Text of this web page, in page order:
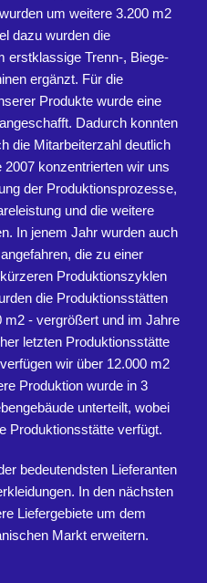
um weitere 3.200 m2
dazu wurden die
erstklassige Trenn-, Biege-
ergänzt. Für die
Produkte wurde eine
Dadurch konnten
die Mitarbeiterzahl deutlich
konzentrierten wir uns
der Produktionsprozesse,
und die weitere
In jenem Jahr wurden auch
die zu einer
Produktionszyklen
die Produktionsstätten
- vergrößert und im Jahre
letzten Produktionsstätte
wir über 12.000 m2
Produktion wurde in 3
unterteilt, wobei
Produktionsstätte verfügt.
bedeutendsten Lieferanten
In den nächsten
Liefergebiete um dem
Markt erweitern.